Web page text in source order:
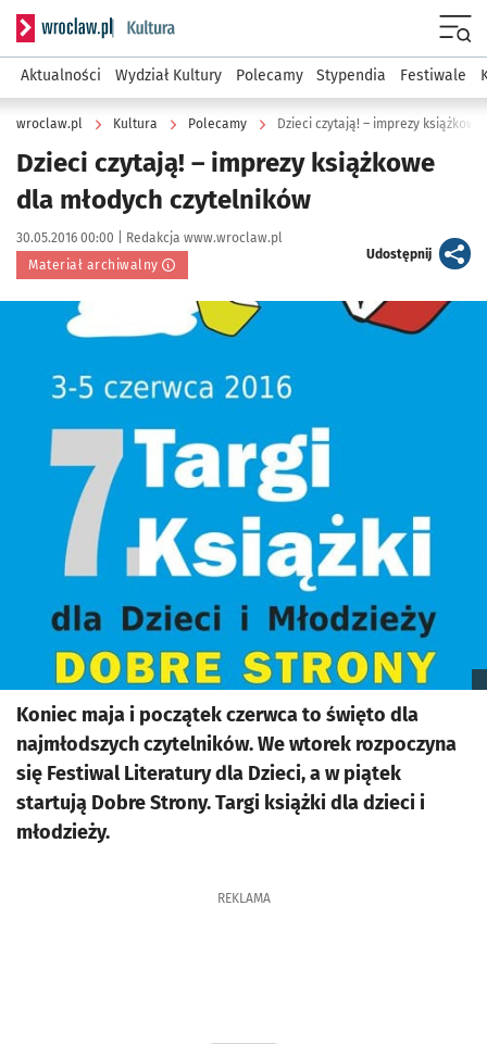
Serwis informacyjny wroclaw.pl podserwis: Kultura
Aktualności Wydział Kultury Polecamy Stypendia Festiwale
wroclaw.pl Kultura Polecamy Dzieci czytają! – imprezy
Dzieci czytają! – imprezy książkowe
dla młodych czytelników
Data publikacji:
30.05.2016 00:00 | Autor:
Redakcja www.wroclaw.pl
Materiał archiwalny
Udostępnijartykuł
Kliknij, aby powiększyć
Koniec maja i początek czerwca to święto dla
najmłodszych czytelników. We wtorek rozpoczyna
się Festiwal Literatury dla Dzieci, a w piątek
startują Dobre Strony. Targi książki dla dzieci i
młodzieży.
REKLAMA